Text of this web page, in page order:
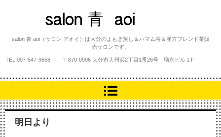
salon 青 aoi
salon 青 aoi（サロン アオイ）は大分のよもぎ蒸し＆ハマム浴＆漢方ブレンド茶販
売サロンです。
TEL. 097-547-9658 〒870-0906 大分市大州浜2丁目1番26号 増永ビル１F
明日より